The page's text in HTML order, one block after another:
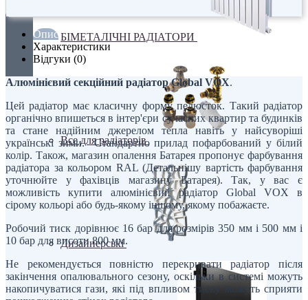
БІМЕТАЛІЧНІ РАДІАТОРИ
Все для радіаторів
Дизайнерські
Опис
Характеристики
Відгуки (0)
Алюмінієвий секційний радіатор Global VOX.
Цей радіатор має класичну форму пелюсток. Такий радіатор
органічно впишеться в інтер'єри сучасних квартир та будинків
та стане надійним джерелом тепла навіть у найсуворіші
українські зими. Стандартно прилад пофарбований у білий
колір. Також, магазин опалення Батарея пропонує фарбування
радіатора за кольором RAL (Детальнішу вартість фарбування
уточнюйте у фахівців магазину Батарея). Так, у вас є
можливість купити алюмінієвий радіатор Global VOX в
сірому кольорі або будь-якому іншому, якому побажаєте.
Робочий тиск дорівнює 16 бар для розмірів 350 мм і 500 мм і
10 бар для висоти 800 мм.
Не рекомендується повністю перекривати радіатор після
закінчення опалювального сезону, оскільки в системі можуть
накопичуватися гази, які під впливом тиску можуть сприяти